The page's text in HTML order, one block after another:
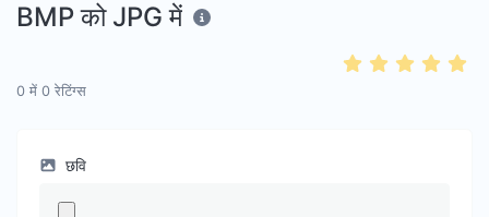
BMP को JPG में
0 में 0 रेटिंग्स
छवि